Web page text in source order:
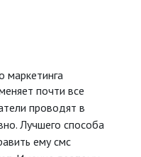
расположена вся
по API / SMPP
маркетинга
почти все
проводят в
Лучшего способа
ему смс